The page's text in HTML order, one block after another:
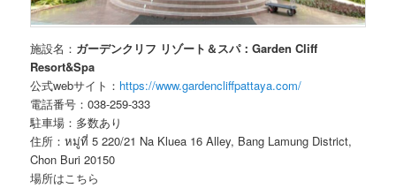
施設名： ガーデンクリフ リゾート＆スパ：Garden Cliff
Resort&Spa
公式webサイト： https://www.gardencliffpattaya.com/
電話番号：038-259-333
駐車場：多数あり
住所：หมู่ที่ 5 220/21 Na Kluea 16 Alley, Bang Lamung District,
Chon Buri 20150
場所はこちら